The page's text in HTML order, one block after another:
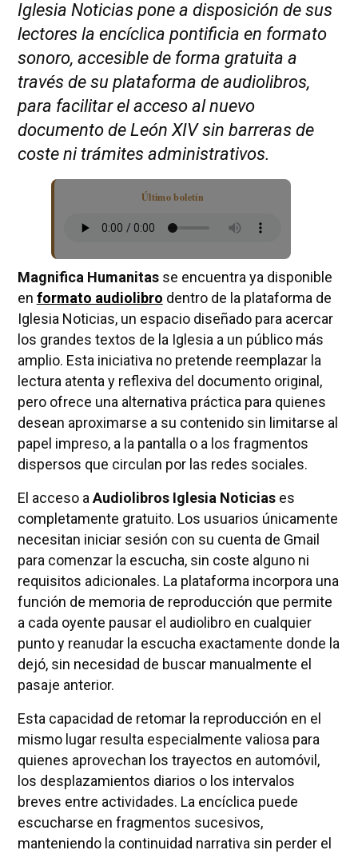
Iglesia Noticias pone a disposición de sus
lectores la encíclica pontificia en formato
sonoro, accesible de forma gratuita a
través de su plataforma de audiolibros,
para facilitar el acceso al nuevo
documento de León XIV sin barreras de
coste ni trámites administrativos.
Último boletín
Magnifica Humanitasse encuentra ya disponible
en formato audiolibro dentro de la plataforma de
Iglesia Noticias, un espacio diseñado para acercar
los grandes textos de la Iglesia a un público más
amplio. Esta iniciativa no pretende reemplazar la
lectura atenta y reflexiva del documento original,
pero ofrece una alternativa práctica para quienes
desean aproximarse a su contenido sin limitarse al
papel impreso, a la pantalla o a los fragmentos
dispersos que circulan por las redes sociales.
El acceso a Audiolibros Iglesia Noticiases
completamente gratuito. Los usuarios únicamente
necesitan iniciar sesión con su cuenta de Gmail
para comenzar la escucha, sin coste alguno ni
requisitos adicionales. La plataforma incorpora una
función de memoria de reproducción que permite
a cada oyente pausar el audiolibro en cualquier
punto y reanudar la escucha exactamente donde la
dejó, sin necesidad de buscar manualmente el
pasaje anterior.
Esta capacidad de retomar la reproducción en el
mismo lugar resulta especialmente valiosa para
quienes aprovechan los trayectos en automóvil,
los desplazamientos diarios o los intervalos
breves entre actividades. La encíclica puede
escucharse en fragmentos sucesivos,
manteniendo la continuidad narrativa sin perder el